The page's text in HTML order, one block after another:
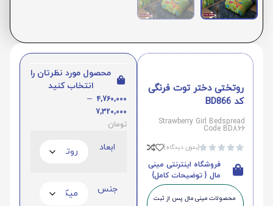
روتختی دختر توت فرنگی
کد BD866
Strawberry Girl Bedspread
Code BD866




(بدون دیدگاه)
فروشگاه اینترنتی مینی
مال { توضیحات کامل}
محصولات مینی‌ مال پس از ثبت
محصول مورد نظرتان را
انتخاب کنید
4,760,000
–
7,320,000
تومان
ابعاد
جنس